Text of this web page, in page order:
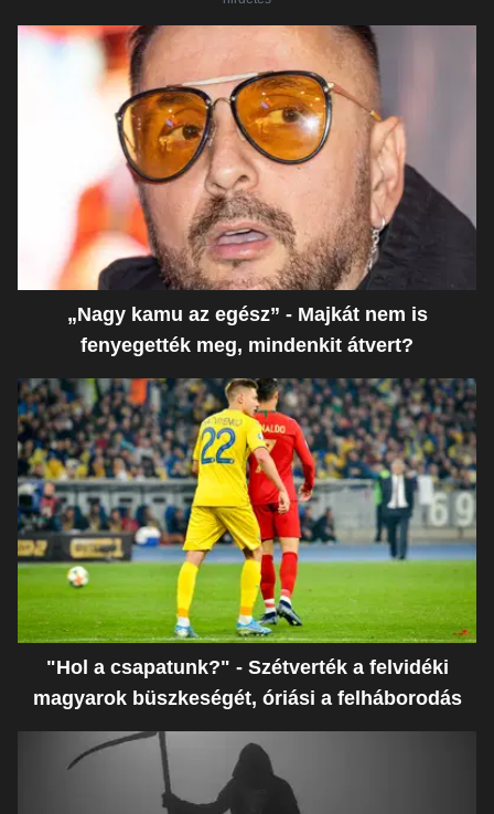
„Nagy kamu az egész” - Majkát nem is
fenyegették meg, mindenkit átvert?
"Hol a csapatunk?" - Szétverték a felvidéki
magyarok büszkeségét, óriási a felháborodás